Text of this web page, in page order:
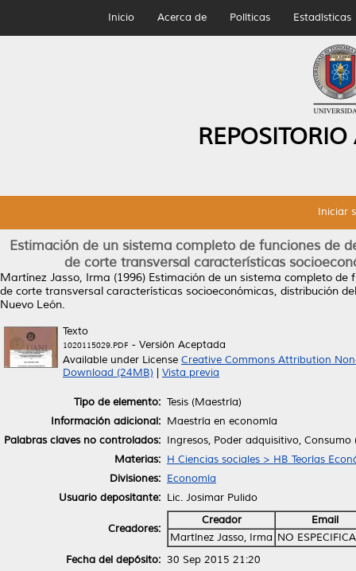
Inicio Acerca de Políticas Estadísticas
Iniciar
Estimación de un sistema completo de funciones de
de corte transversal características
Martínez Jasso, Irma (1996) Estimación de un sistema completo
de corte transversal características socioeconómicas, distribución
Nuevo León.
Texto
1020115029.PDF - Versión Aceptada
Available under License Creative Commons Attribution
Download (24MB)
Vista previa
Tipo de elemento: Tesis (Maestría)
Información adicional: Maestría en economía
Palabras claves no controlados: Ingresos, Poder adquisitivo,
Materias: H Ciencias sociales > HB Teorías
Divisiones: Economía
Usuario depositante: Lic. Josimar Pulido
Creadores:
Creador
Email
Martínez Jasso, Irma NO
Fecha del depósito: 30 Sep 2015 21:20